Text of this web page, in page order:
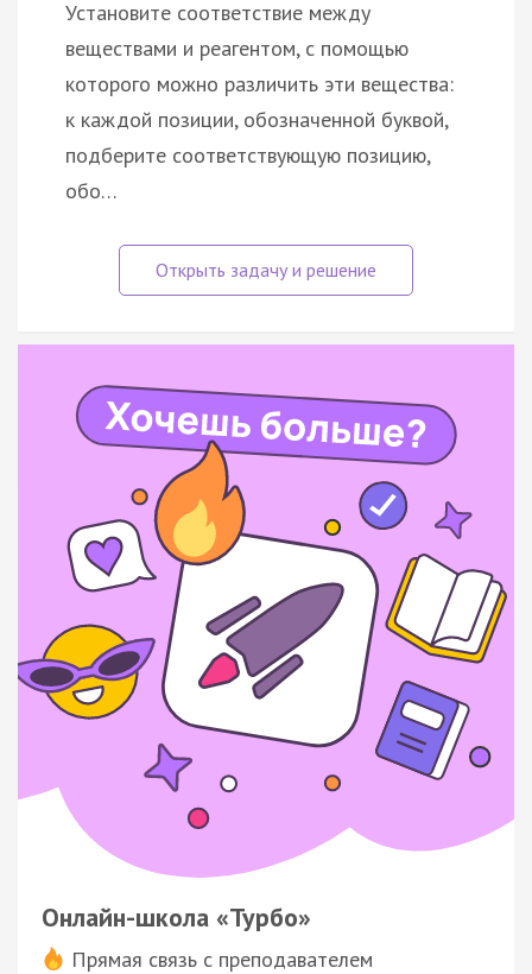
Установите соответствие между
веществами и реагентом, с помощью
которого можно различить эти вещества:
к каждой позиции, обозначенной буквой,
подберите соответствующую позицию,
обо…
Онлайн-школа «Турбо»
Прямая связь с преподавателем